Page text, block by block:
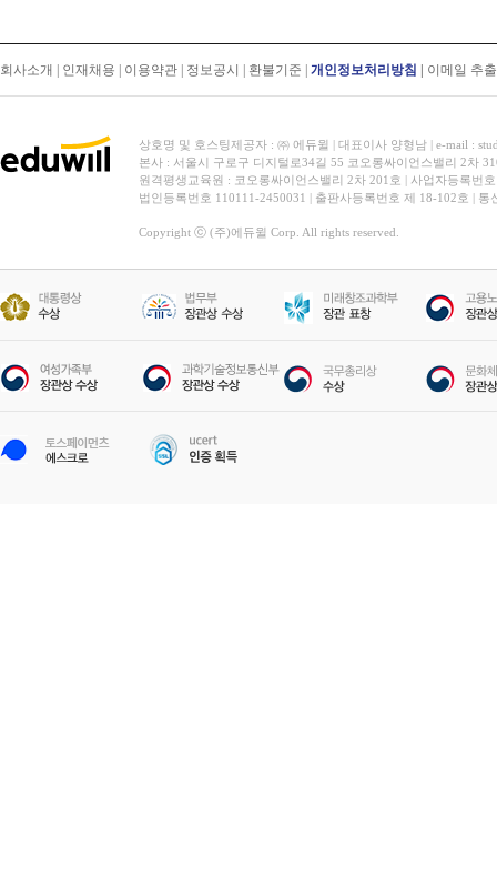
회사소개 인재채용 이용약관 정보공시 환불기준 개인정보처리방침 이메일 추
상호명 및 호스팅제공자 : ㈜ 에듀윌 | 대표이사 양형남 | e-mail :
본사 : 서울시 구로구 디지털로34길 55 코오롱싸이언스밸리 2차
원격평생교육원 : 코오롱싸이언스밸리 2차 201호 | 사업자등록번
법인등록번호 110111-2450031 | 출판사등록번호 제 18-102호 |
Copyright ⓒ (주)에듀윌 Corp. All rights reserved.